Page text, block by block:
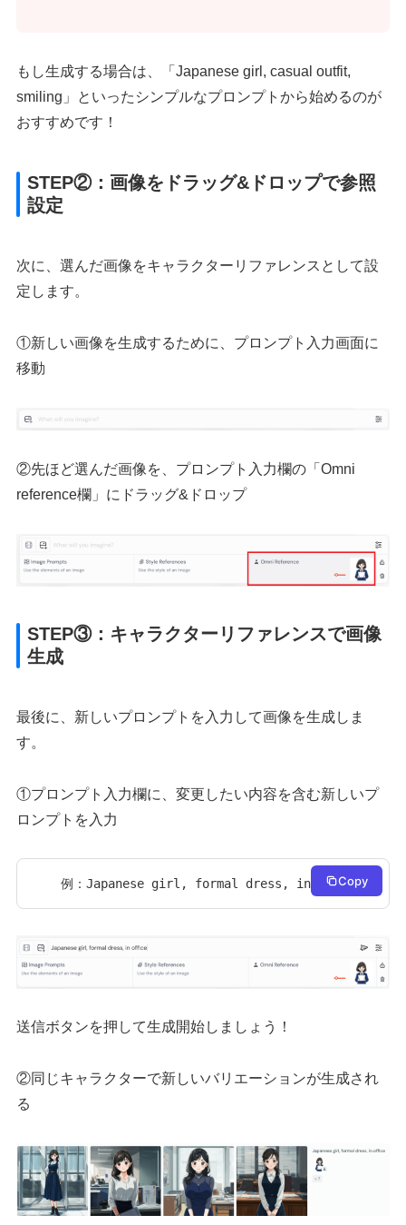
もし生成する場合は、「Japanese girl, casual outfit,
smiling」といったシンプルなプロンプトから始めるのが
おすすめです！
STEP②：画像をドラッグ&ドロップで参照
設定
次に、選んだ画像をキャラクターリファレンスとして設
定します。
①新しい画像を生成するために、プロンプト入力画面に
移動
②先ほど選んだ画像を、プロンプト入力欄の「Omni
reference欄」にドラッグ&ドロップ
STEP③：キャラクターリファレンスで画像
生成
最後に、新しいプロンプトを入力して画像を生成しま
す。
①プロンプト入力欄に、変更したい内容を含む新しいプ
ロンプトを入力
例：Japanese girl, formal dress, in office
Copy
送信ボタンを押して生成開始しましょう！
②同じキャラクターで新しいバリエーションが生成され
る